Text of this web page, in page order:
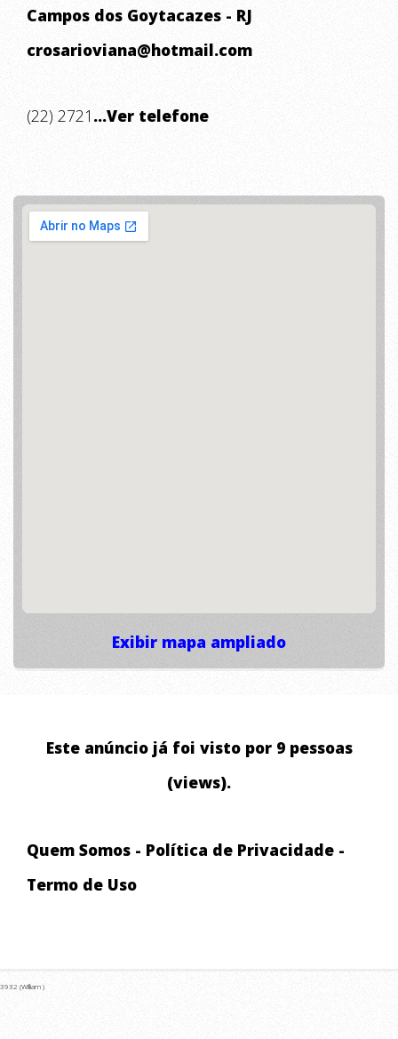
Campos dos Goytacazes - RJ
crosarioviana@hotmail.com
(22) 2721 ...Ver telefone
Exibir mapa ampliado
Este anúncio já foi visto por 9 pessoas
(views).
Quem Somos - Política de Privacidade -
Termo de Uso
3932 (William )